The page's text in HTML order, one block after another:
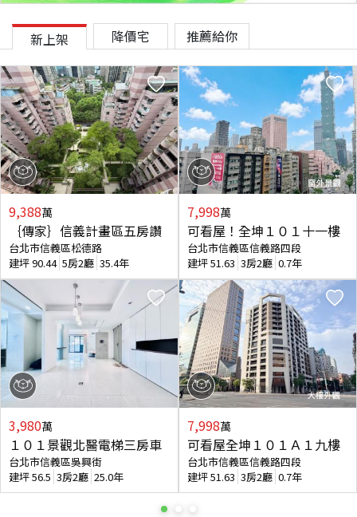
新上架 降價宅 推薦給你
9,388萬
｛傳家｝信義計畫區五房讚
台北市信義區松德路
建坪90.44 5房2廳 35.4年
3,980萬
１０１景觀北醫電梯三房車
台北市信義區吳興街
建坪56.5 3房2廳 25.0年
7,998萬
可看屋！全坤１０１十一樓
台北市信義區信義路四段
建坪51.63 3房2廳 0.7年
7,998萬
可看屋全坤１０１Ａ１九樓
台北市信義區信義路四段
建坪51.63 3房2廳 0.7年